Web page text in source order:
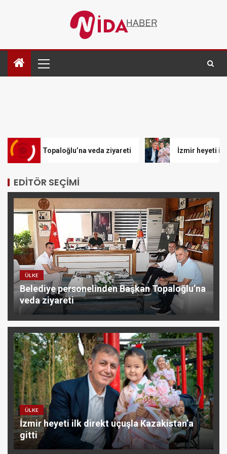
veda ziyareti İzmir heyeti ilk direkt
EDITÖR SEÇIMI
ÜLKE
Belediye personelinden Başkan Topaloğlu’na
veda ziyareti
ÜLKE
İzmir heyeti ilk direkt uçuşla Kazakistan’a
gitti